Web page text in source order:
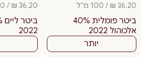
36.20 ₪ / 100 מ"ל
ביטר פומלית 40%
אלכוהול 2022
יותר
36.20 ₪ / 100 מ"ל
2022